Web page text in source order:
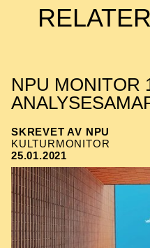
NPU MONITOR
SKREVET AV NPU
KULTURMONITOR
25.01.2021